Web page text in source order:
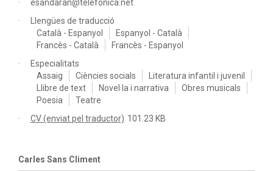
esandaran@telefonica.net
Llengües de traducció
Català - Espanyol
Espanyol - Català
Francès - Català
Francès - Espanyol
Especialitats
Assaig
Ciències socials
Literatura infantil i juvenil
Llibre de text
Novel·la i narrativa
Obres musicals
Poesia
Teatre
CV (enviat pel traductor) 101.23 KB
Carles Sans Climent